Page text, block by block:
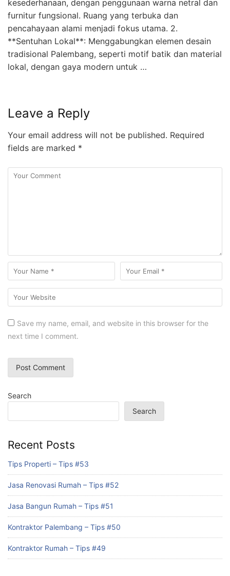
kesederhanaan, dengan penggunaan warna netral dan
furnitur fungsional. Ruang yang terbuka dan
pencahayaan alami menjadi fokus utama. 2.
**Sentuhan Lokal**: Menggabungkan elemen desain
tradisional Palembang, seperti motif batik dan material
lokal, dengan gaya modern untuk …
Leave a Reply
Your email address will not be published. Required
fields are marked *
Save my name, email, and website in this browser for the
next time I comment.
Search
Search
Recent Posts
Tips Properti – Tips #53
Jasa Renovasi Rumah – Tips #52
Jasa Bangun Rumah – Tips #51
Kontraktor Palembang – Tips #50
Kontraktor Rumah – Tips #49